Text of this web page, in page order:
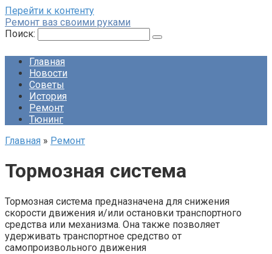
Перейти к контенту
Ремонт ваз своими руками
Поиск:
Главная
Новости
Советы
История
Ремонт
Тюнинг
Главная » Ремонт
Тормозная система
Тормозная система предназначена для снижения
скорости движения и/или остановки транспортного
средства или механизма. Она также позволяет
удерживать транспортное средство от
самопроизвольного движения